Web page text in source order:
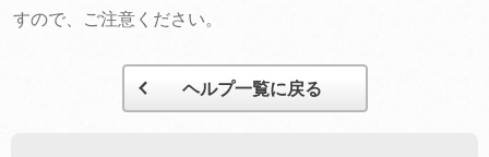
すので、ご注意ください。
ヘルプ一覧に戻る